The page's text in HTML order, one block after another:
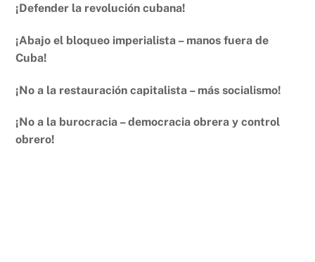
¡Defender la revolución cubana!
¡Abajo el bloqueo imperialista – manos fuera de
Cuba!
¡No a la restauración capitalista – más socialismo!
¡No a la burocracia – democracia obrera y control
obrero!